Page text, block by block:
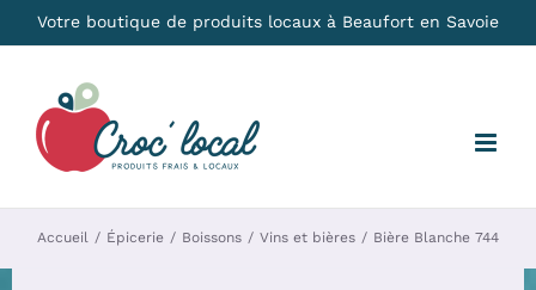
Passer
au
Votre boutique de produits locaux à Beaufort en Savoie
Accueil Épicerie Boissons Vins et bières Bière Blanche 744